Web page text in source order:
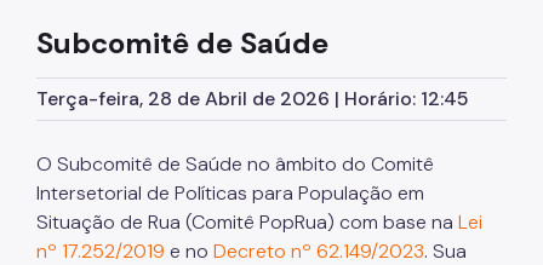
Igualdade Racial
Imigrantes e Trabalho Decente
Juventude
LGBTI+
Subcomitê de Saúde
Terça-feira, 28 de Abril de 2026 | Horário: 12:45
O Subcomitê de Saúde no âmbito do Comitê
Intersetorial de Políticas para População em
Situação de Rua (Comitê PopRua) com base na Lei
nº 17.252/2019 e no Decreto nº 62.149/2023. Sua